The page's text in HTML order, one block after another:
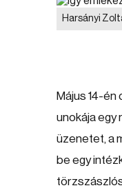
Harsányi
Május 14-
unokája egy
üzenetet, a
be egy